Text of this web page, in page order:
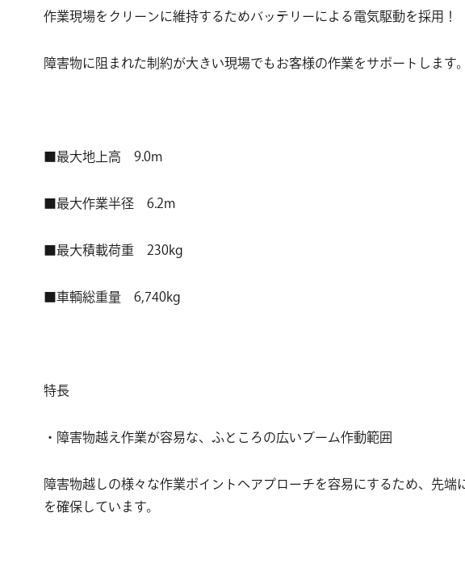
作業現場をクリーンに維持するためバッテリーによる電気駆動を採用！
障害物に阻まれた制約が大きい現場でもお客様の作業をサポートします。
■最大地上高 9.0m
■最大作業半径 6.2m
■最大積載荷重 230kg
■車輌総重量 6,740kg
特長
・障害物越え作業が容易な、ふところの広いブーム作動範囲
障害物越しの様々な作業ポイントへアプローチを容易にするため、先
を確保しています。